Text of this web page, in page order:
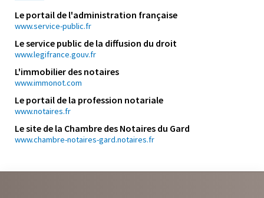
Le portail de l'administration française
www.service-public.fr
Le service public de la diffusion du droit
www.legifrance.gouv.fr
L'immobilier des notaires
www.immonot.com
Le portail de la profession notariale
www.notaires.fr
Le site de la Chambre des Notaires du Gard
www.chambre-notaires-gard.notaires.fr